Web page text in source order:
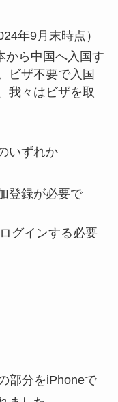
年9月末時点）
から中国へ入国す
ビザ不要で入国
我々はビザを取
いずれか
登録が必要で
グインする必要
部分をiPhoneで